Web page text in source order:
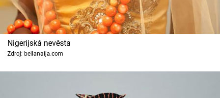
Nigerijská nevěsta
Zdroj: bellanaija.com